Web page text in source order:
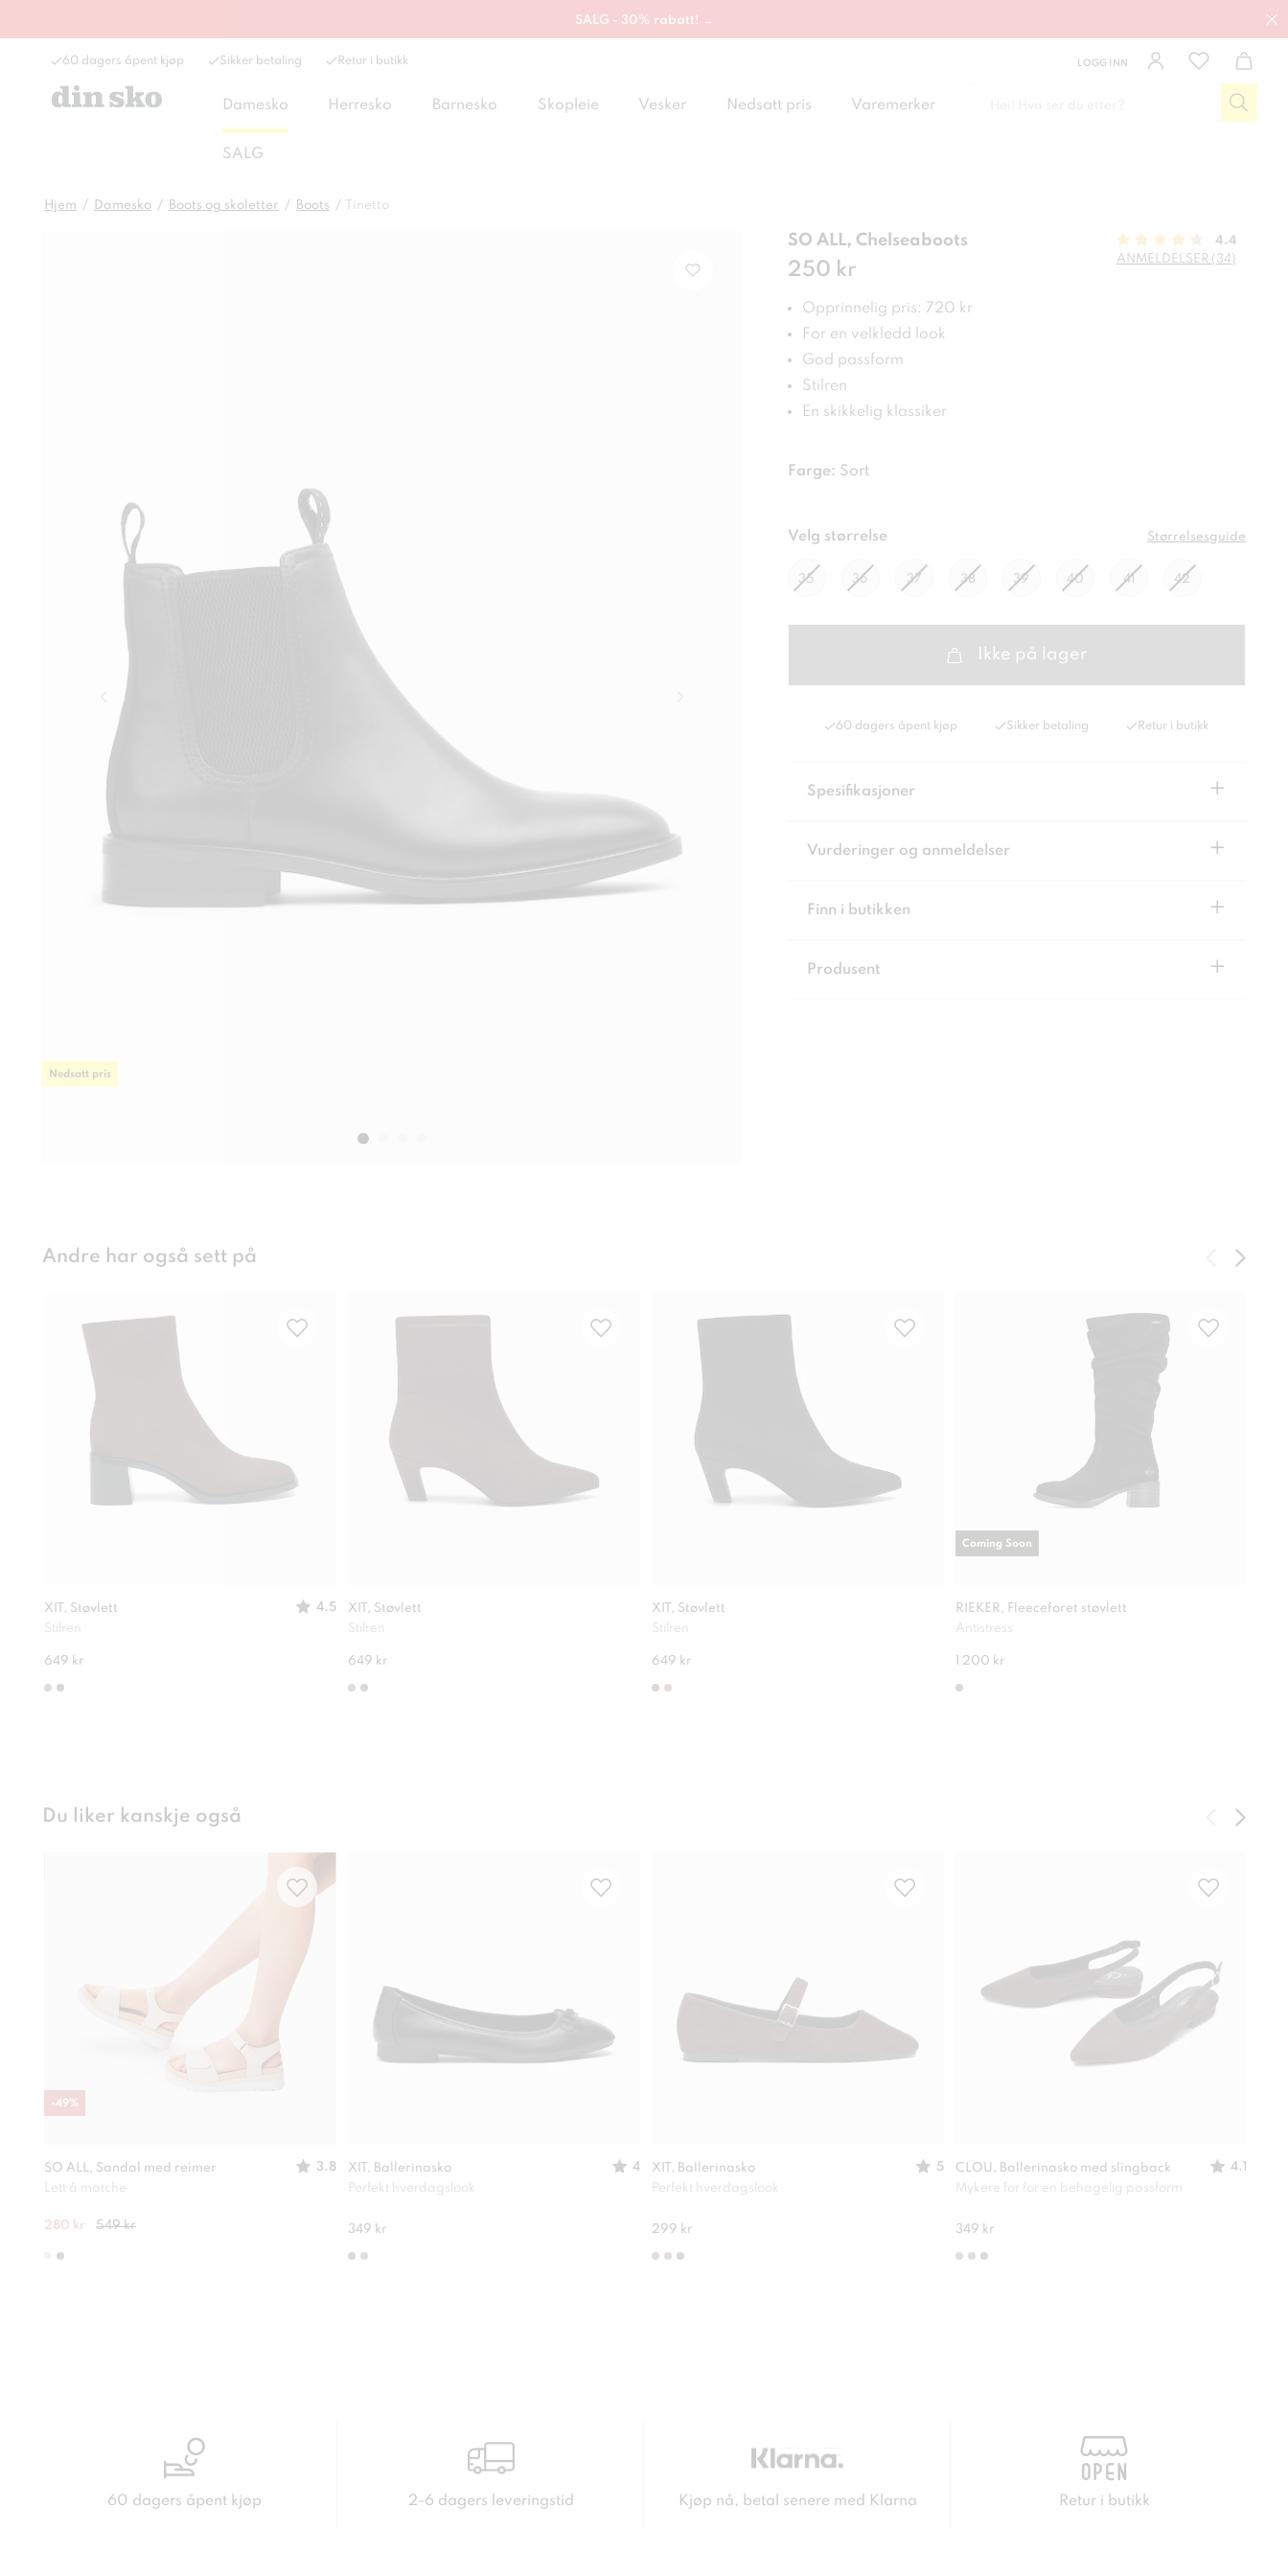
SALG - 30% rabatt! →
60 dagers åpent kjøp Sikker betaling Retur i butikk LOGG INN
Damesko Herresko Barnesko Skopleie Vesker Nedsatt pris Varemerker
SALG
Hjem Damesko Boots og skoletter Boots Tinetto
Nedsatt pris
SO ALL, Chelseaboots
Pris: 250 kr
250 kr
4.4
ANMELDELSER (34)
Opprinnelig pris: 720 kr
For en velkledd look
God passform
Stilren
En skikkelig klassiker
Farge: Sort
Velg størrelse Størrelsesguide
35 36 37 38 39 40 41 42
Ikke på lager
60 dagers åpent kjøp Sikker betaling Retur i butikk
Spesifikasjoner +
Vurderinger og anmeldelser +
Finn i butikken +
Produsent +
Andre har også sett på
XIT, Støvlett
4.5
Stilren
649 kr
XIT, Støvlett
Stilren
649 kr
XIT, Støvlett
Stilren
649 kr
RIEKER, Fleeceforet støvlett
Antistress
1 200 kr
Coming Soon
Du liker kanskje også
SO ALL, Sandal med reimer
3.8
Lett å matche
280 kr 549 kr
-49%
XIT, Ballerinasko
4
Perfekt hverdagslook
349 kr
XIT, Ballerinasko
5
Perfekt hverdagslook
299 kr
CLOU, Ballerinasko med slingback
4.1
Mykere for for en behagelig passform
349 kr
60 dagers åpent kjøp 2-6 dagers leveringstid Kjøp nå, betal senere med Klarna Retur i butikk